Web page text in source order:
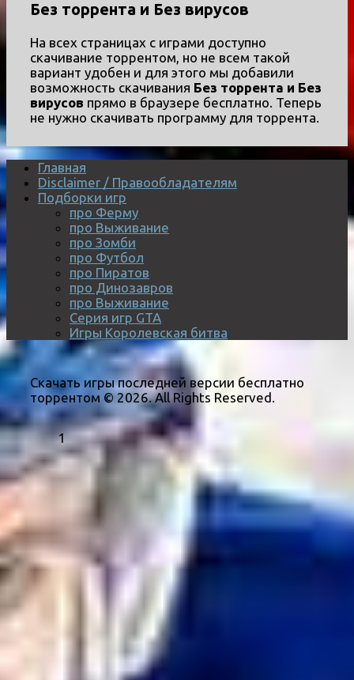
Без торрента и Без вирусов
На всех страницах с играми доступно
скачивание торрентом, но не всем такой
вариант удобен и для этого мы добавили
возможность скачивания Без торрента и Без
вирусов прямо в браузере бесплатно. Теперь
не нужно скачивать программу для торрента.
Главная
Disclaimer / Правообладателям
Подборки игр
про Ферму
про Выживание
про Зомби
про Футбол
про Пиратов
про Динозавров
про Выживание
Серия игр GTA
Игры Королевская битва
Скачать игры последней версии бесплатно
торрентом © 2026. All Rights Reserved.
1